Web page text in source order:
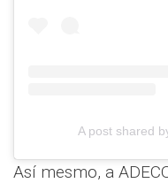
A post shared
Así mesmo, a